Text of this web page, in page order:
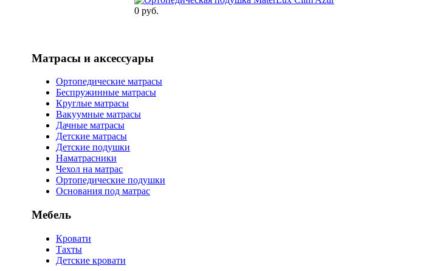
0 руб.
Матрасы и аксессуары
Ортопедические матрасы
Беспружинные матрасы
Круглые матрасы
Вакуумные матрасы
Дачные матрасы
Детские матрасы
Детские подушки
Наматрасники
Чехол на матрас
Ортопедические подушки
Основания под матрас
Мебель
Кровати
Тахты
Детские кровати